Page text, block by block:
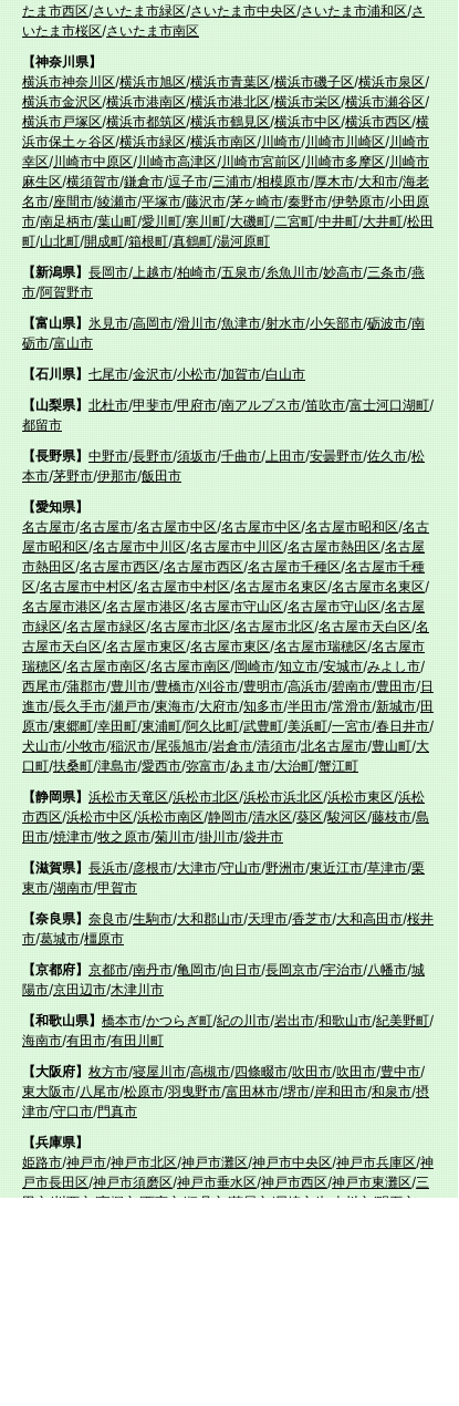
たま市西区/さいたま市緑区/さいたま市中央区/さいたま市浦和区/さ
いたま市桜区/さいたま市南区
【神奈川県】
横浜市神奈川区/横浜市旭区/横浜市青葉区/横浜市磯子区/横浜市泉区/
横浜市金沢区/横浜市港南区/横浜市港北区/横浜市栄区/横浜市瀬谷区/
横浜市戸塚区/横浜市都筑区/横浜市鶴見区/横浜市中区/横浜市西区/横
浜市保土ヶ谷区/横浜市緑区/横浜市南区/川崎市/川崎市川崎区/川崎市
幸区/川崎市中原区/川崎市高津区/川崎市宮前区/川崎市多摩区/川崎市
麻生区/横須賀市/鎌倉市/逗子市/三浦市/相模原市/厚木市/大和市/海老
名市/座間市/綾瀬市/平塚市/藤沢市/茅ヶ崎市/秦野市/伊勢原市/小田原
市/南足柄市/葉山町/愛川町/寒川町/大磯町/二宮町/中井町/大井町/松田
町/山北町/開成町/箱根町/真鶴町/湯河原町
【新潟県】 長岡市/ 上越市/柏崎市/五泉市/糸魚川市/妙高市/三条市/燕
市/阿賀野市
【富山県】 氷見市/高岡市/滑川市/魚津市/射水市/小矢部市/砺波市/南
砺市/富山市
【石川県】 七尾市/金沢市/小松市/加賀市/白山市
【山梨県】 北杜市/甲斐市/甲府市/南アルプス市/笛吹市/富士河口湖町/
都留市
【長野県】 中野市/長野市/須坂市/千曲市/ 上田市/安曇野市/佐久市/松
本市/茅野市/伊那市/飯田市
【愛知県】
名古屋市/名古屋市/名古屋市中区/名古屋市中区/名古屋市昭和区/名古
屋市昭和区/名古屋市中川区/名古屋市中川区/名古屋市熱田区/名古屋
市熱田区/名古屋市西区/名古屋市西区/名古屋市千種区/名古屋市千種
区/名古屋市中村区/名古屋市中村区/名古屋市名東区/名古屋市名東区/
名古屋市港区/名古屋市港区/名古屋市守山区/名古屋市守山区/名古屋
市緑区/名古屋市緑区/名古屋市北区/名古屋市北区/名古屋市天白区/名
古屋市天白区/名古屋市東区/名古屋市東区/名古屋市瑞穂区/名古屋市
瑞穂区/名古屋市南区/名古屋市南区/岡崎市/知立市/安城市/みよし市/
西尾市/蒲郡市/豊川市/豊橋市/刈谷市/豊明市/高浜市/碧南市/豊田市/日
進市/長久手市/瀬戸市/東海市/大府市/知多市/半田市/常滑市/新城市/田
原市/東郷町/幸田町/東浦町/阿久比町/武豊町/美浜町/一宮市/春日井市/
犬山市/小牧市/稲沢市/尾張旭市/岩倉市/清須市/北名古屋市/豊山町/大
口町/扶桑町/津島市/愛西市/弥富市/あま市/大治町/蟹江町
【静岡県】 浜松市天竜区/浜松市北区/浜松市浜北区/浜松市東区/浜松
市西区/浜松市中区/浜松市南区/静岡市/清水区/葵区/駿河区/藤枝市/島
田市/焼津市/牧之原市/菊川市/掛川市/袋井市
【滋賀県】 長浜市/彦根市/大津市/守山市/野洲市/東近江市/草津市/栗
東市/湖南市/甲賀市
【奈良県】 奈良市/生駒市/大和郡山市/天理市/香芝市/大和高田市/桜井
市/葛城市/橿原市
【京都府】 京都市/南丹市/亀岡市/向日市/長岡京市/宇治市/八幡市/城
陽市/京田辺市/木津川市
【和歌山県】 橋本市/かつらぎ町/紀の川市/岩出市/和歌山市/紀美野町/
海南市/有田市/有田川町
【大阪府】 枚方市/寝屋川市/高槻市/四條畷市/吹田市/吹田市/豊中市/
東大阪市/八尾市/松原市/羽曳野市/富田林市/堺市/岸和田市/和泉市/摂
津市/守口市/門真市
【兵庫県】
姫路市/神戸市/神戸市北区/神戸市灘区/神戸市中央区/神戸市兵庫区/神
戸市長田区/神戸市須磨区/神戸市垂水区/神戸市西区/神戸市東灘区/三
田市/川西市/宝塚市/西宮市/伊丹市/芦屋市/尼崎市/加古川市/明石市